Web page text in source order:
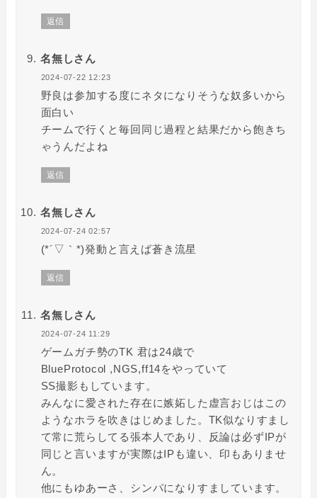
返信
名無しさん
2024-07-22 12:23
野良は参加する度にネタになりそうな奴多いから
面白い
チームで行くと毎回同じ過程と結果だから飽きち
ゃうんだよね
返信
名無しさん
2024-07-24 02:57
(*´▽｀*)発動と言えば蒼き流星
返信
名無しさん
2024-07-24 11:29
ゲームガチ勢のTK 君は24歳で
BlueProtocol ,NGS,ff14をやっていて
SS撮影もしています。
みんなに愛された存在に嫉妬した虚言おじはこの
ようなホラを吹きはじめました。TK似なりすまし
て常に荒らしてる張本人であり、反論は必ずIPが
同じと言いますが実際はIPも違い、印もありませ
ん。
他にもゆあーさ、シンパになりすましています。